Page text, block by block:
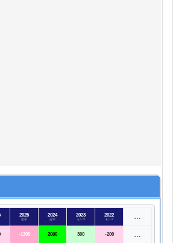
2025
吉宗
2024
吉宗
2023
モンス
2022
モンス …
-1300 2000 300 -200 …